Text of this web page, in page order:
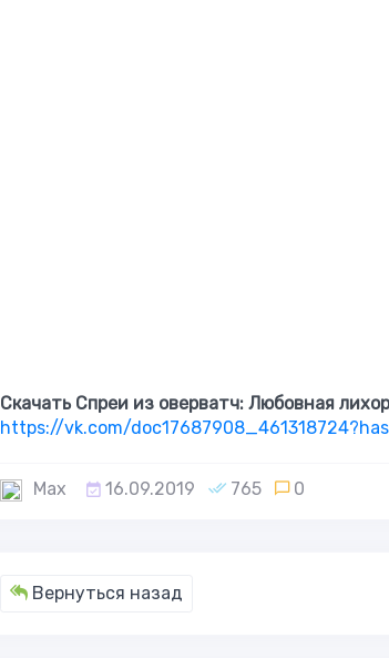
Скачать Спреи из оверватч: Любовная
https://vk.com/
Max 16.09.2019 765 0
Вернуться назад